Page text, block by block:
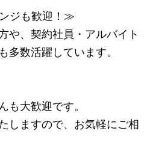
ジも歓迎！≫
や、契約社員・アルバイト
多数活躍しています。
も大歓迎です。
しますので、お気軽にご相